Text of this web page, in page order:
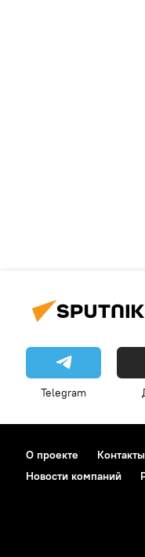
Telegram
О проекте Контакты
Новости компаний